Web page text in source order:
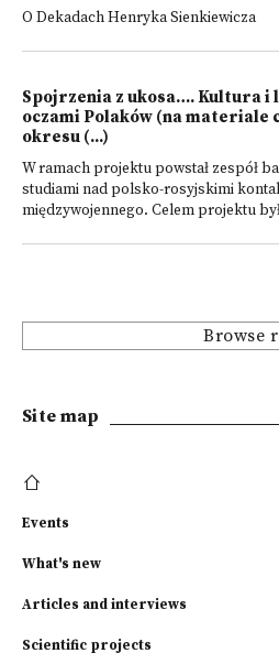
O Dekadach Henryka Sienkiewicza
Spojrzenia z ukosa…. Kultura
oczami Polaków (na materiale
okresu (...)
W ramach projektu powstał zespół
studiami nad polsko-rosyjskimi
międzywojennego. Celem projektu
Browse
Site map
Events
What's new
Articles and interviews
Scientific projects